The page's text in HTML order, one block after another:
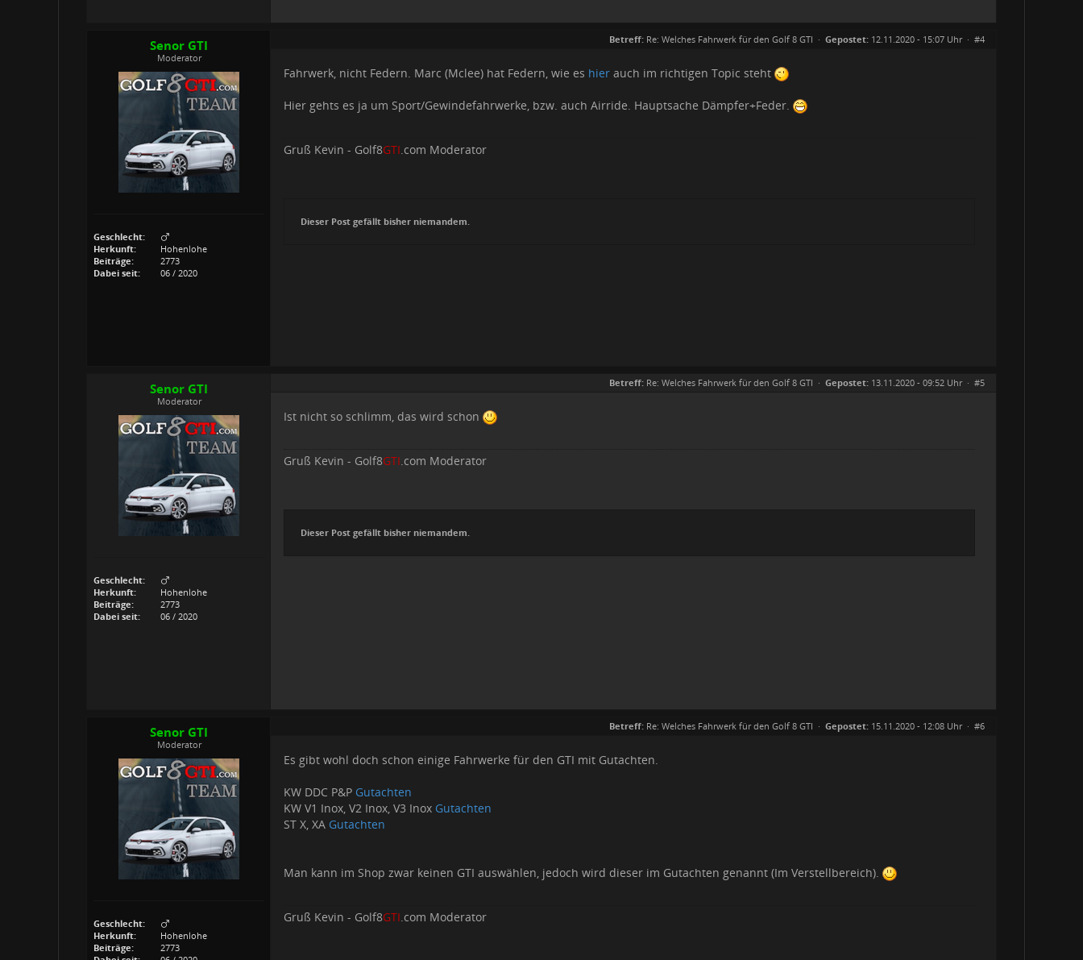
Senor GTI
Moderator
Geschlecht:
Herkunft:
Hohenlohe
Beiträge:
2773
Dabei seit:
06 / 2020
Betreff: Re: Welches Fahrwerk für den Golf 8 GTI · Gepostet: 12.11.2020 - 15:07 Uhr · #4
Fahrwerk, nicht Federn. Marc (Mclee) hat Federn, wie es hier auch im richtigen Topic steht
Hier gehts es ja um Sport/Gewindefahrwerke, bzw. auch Airride. Hauptsache Dämpfer+Feder.
Gruß Kevin - Golf8GTI.com Moderator
Dieser Post gefällt bisher niemandem.
Senor GTI
Moderator
Geschlecht:
Herkunft:
Hohenlohe
Beiträge:
2773
Dabei seit:
06 / 2020
Betreff: Re: Welches Fahrwerk für den Golf 8 GTI · Gepostet: 13.11.2020 - 09:52 Uhr · #5
Ist nicht so schlimm, das wird schon
Gruß Kevin - Golf8GTI.com Moderator
Dieser Post gefällt bisher niemandem.
Senor GTI
Moderator
Geschlecht:
Herkunft:
Hohenlohe
Beiträge:
2773
Betreff: Re: Welches Fahrwerk für den Golf 8 GTI · Gepostet: 15.11.2020 - 12:08 Uhr · #6
Es gibt wohl doch schon einige Fahrwerke für den GTI mit Gutachten.
KW DDC P&P Gutachten
KW V1 Inox, V2 Inox, V3 Inox Gutachten
ST X, XA Gutachten
Man kann im Shop zwar keinen GTI auswählen, jedoch wird dieser im Gutachten genannt (Im Verstellbereich).
Gruß Kevin - Golf8GTI.com Moderator